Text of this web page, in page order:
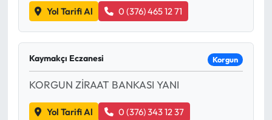
Yol Tarifi Al 0 (376) 465 12 71
Kaymakçı Eczanesi Korgun
KORGUN ZİRAAT BANKASI YANI
Yol Tarifi Al 0 (376) 343 12 37